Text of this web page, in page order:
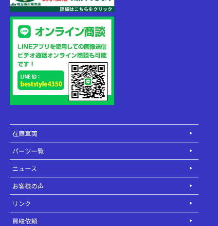
在庫車両
パーツ一覧
ニュース
お客様の声
リンク
買取依頼